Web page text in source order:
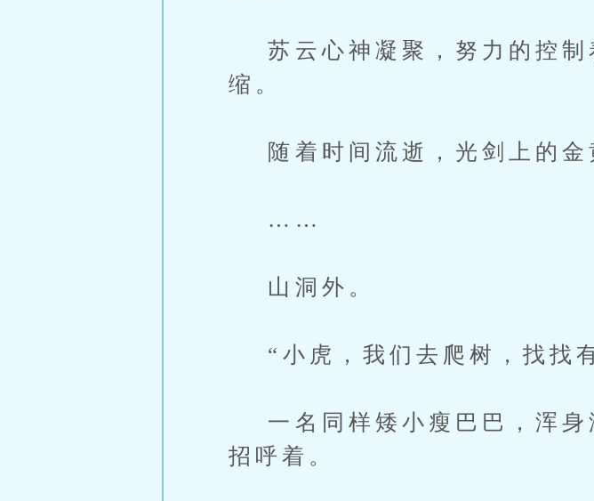
苏云心神凝聚，努力的控制
缩。
随着时间流逝，光剑上的金
……
山洞外。
“小虎，我们去爬树，找找
一名同样矮小瘦巴巴，浑身
招呼着。